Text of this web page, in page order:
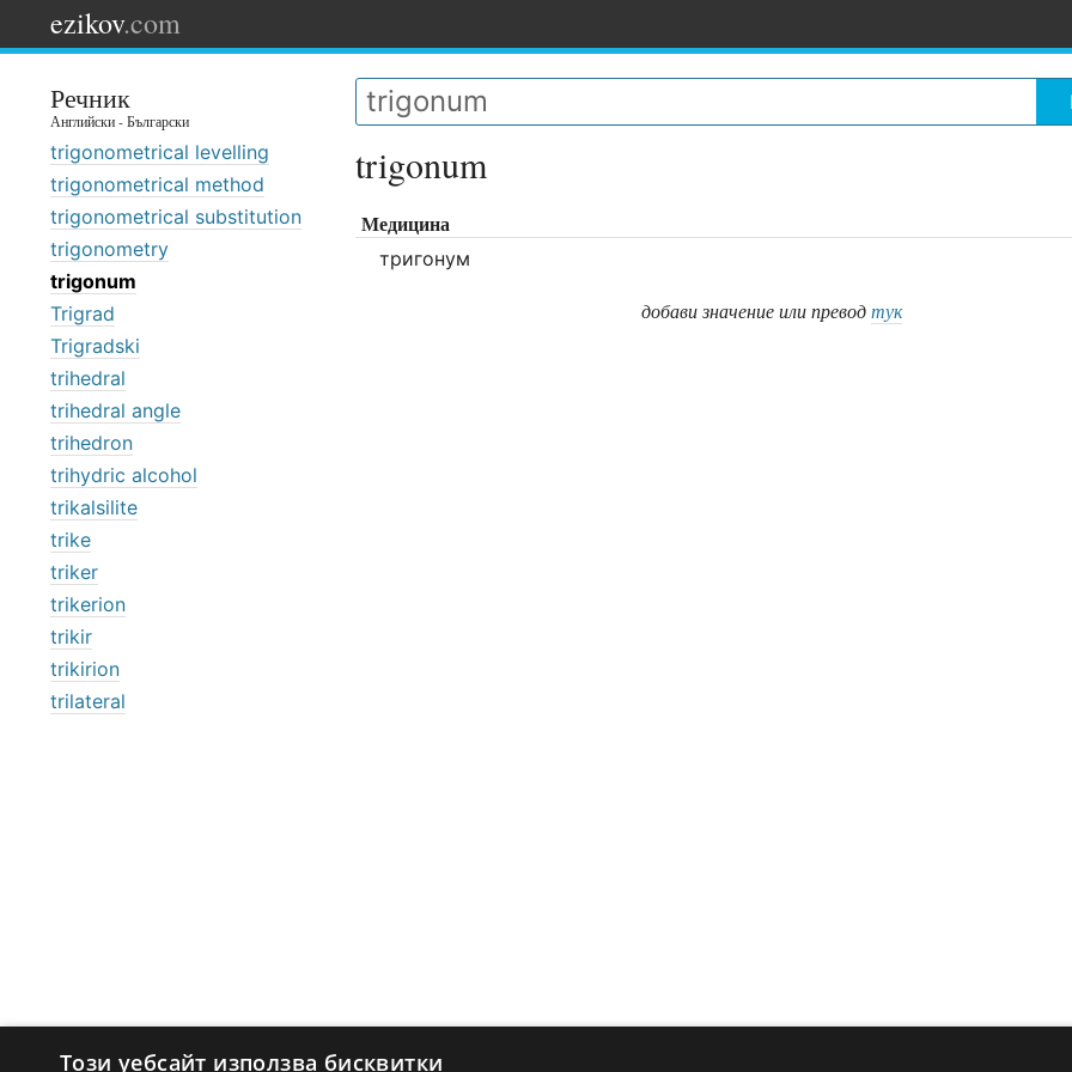
ezikov.com
Речник
Английски - Български
trigonometrical levelling
trigonometrical method
trigonometrical substitution
trigonometry
trigonum
Trigrad
Trigradski
trihedral
trihedral angle
trihedron
trihydric alcohol
trikalsilite
trike
triker
trikerion
trikir
trikirion
trilateral
trigonum
Медицина
тригонум
добави значение или преводтук
Този уебсайт използва бисквитки